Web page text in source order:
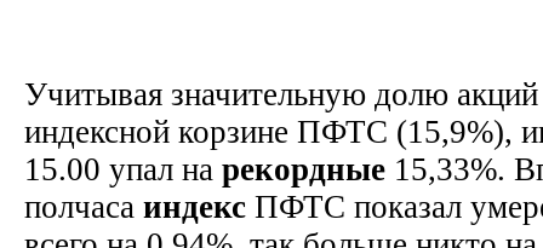
Учитывая значительную долю
индексной корзине ПФТС (15,9%),
15.00 упал на рекордные 15,33%.
полчаса индекс ПФТС показал